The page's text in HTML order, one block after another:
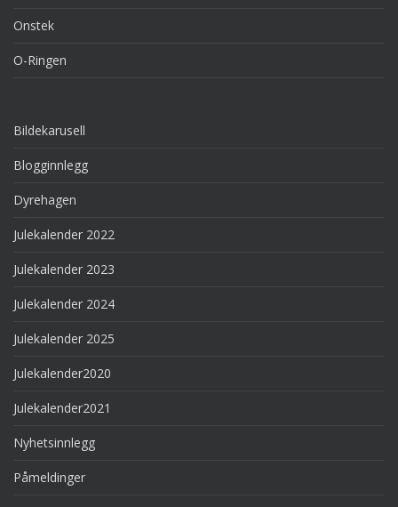
Onstek
O-Ringen
Bildekarusell
Blogginnlegg
Dyrehagen
Julekalender 2022
Julekalender 2023
Julekalender 2024
Julekalender 2025
Julekalender2020
Julekalender2021
Nyhetsinnlegg
Påmeldinger